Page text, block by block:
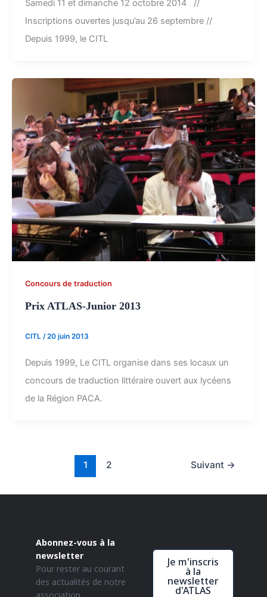
Samedi 11 et dimanche 12 octobre 2014 //
Inscriptions ouvertes jusqu’au 26 septembre //
Depuis 1999, le CITL
Concours de traduction
Prix ATLAS-Junior 2013
CITL /20 juin 2013
Depuis 1999, Le CITL organise dans ses locaux un
concours de traduction littéraire ouvert aux lycéens
de la Région PACA.
1 2 Suivant →
Abonnez-vous à la
newsletter
Pour rester au courant
des actualités de notre
Je m'inscris
à la
newsletter
d'ATLAS